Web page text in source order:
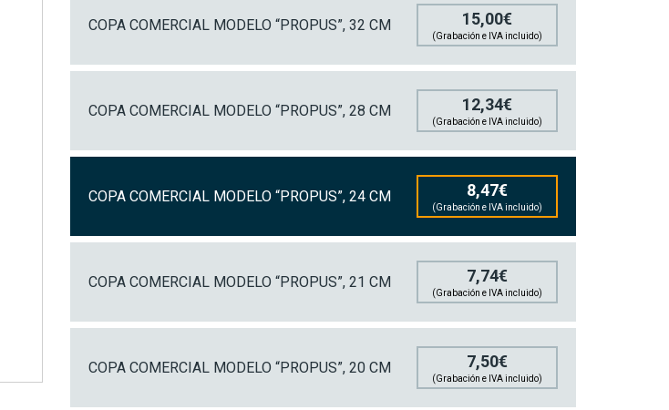
COPA COMERCIAL MODELO “PROPUS”, 32 CM 15,00€
(Grabación e IVA incluido)
COPA COMERCIAL MODELO “PROPUS”, 28 CM 12,34€
(Grabación e IVA incluido)
COPA COMERCIAL MODELO “PROPUS”, 24 CM 8,47€
(Grabación e IVA incluido)
COPA COMERCIAL MODELO “PROPUS”, 21 CM 7,74€
(Grabación e IVA incluido)
COPA COMERCIAL MODELO “PROPUS”, 20 CM 7,50€
(Grabación e IVA incluido)